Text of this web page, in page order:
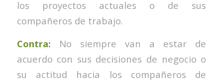
los proyectos actuales o de sus
compañeros de trabajo.
Contra: No siempre van a estar de
acuerdo con sus decisiones de negocio o
su actitud hacia los compañeros de